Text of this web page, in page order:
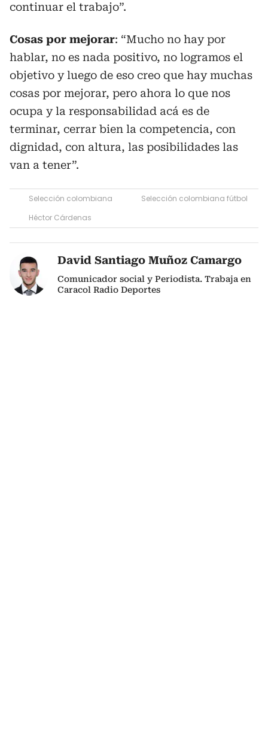
continuar el trabajo”.
Cosas por mejorar: “Mucho no hay por
hablar, no es nada positivo, no logramos el
objetivo y luego de eso creo que hay muchas
cosas por mejorar, pero ahora lo que nos
ocupa y la responsabilidad acá es de
terminar, cerrar bien la competencia, con
dignidad, con altura, las posibilidades las
van a tener”.
Selección colombiana
Selección colombiana fútbol
Héctor Cárdenas
David Santiago Muñoz Camargo
Comunicador social y Periodista. Trabaja en
Caracol Radio Deportes